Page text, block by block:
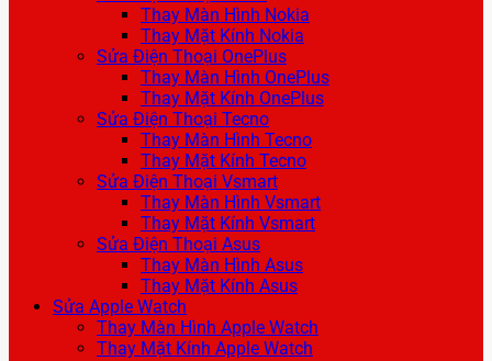
Thay Màn Hình Nokia
Thay Mặt Kính Nokia
Sửa Điện Thoại OnePlus
Thay Màn Hình OnePlus
Thay Mặt Kính OnePlus
Sửa Điện Thoại Tecno
Thay Màn Hình Tecno
Thay Mặt Kính Tecno
Sửa Điện Thoại Vsmart
Thay Màn Hình Vsmart
Thay Mặt Kính Vsmart
Sửa Điện Thoại Asus
Thay Màn Hình Asus
Thay Mặt Kính Asus
Sửa Apple Watch
Thay Màn Hình Apple Watch
Thay Mặt Kính Apple Watch